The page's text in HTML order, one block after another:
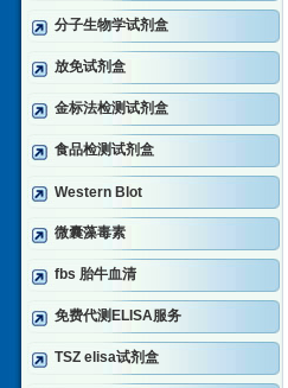
分子生物学试剂盒
放免试剂盒
金标法检测试剂盒
食品检测试剂盒
Western Blot
微囊藻毒素
fbs 胎牛血清
免费代测ELISA服务
TSZ elisa试剂盒